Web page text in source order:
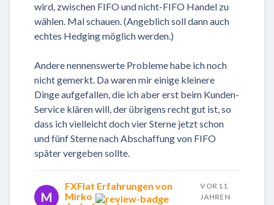
wird, zwischen FIFO und nicht-FIFO Handel zu
wählen. Mal schauen. (Angeblich soll dann auch
echtes Hedging möglich werden.)
Andere nennenswerte Probleme habe ich noch
nicht gemerkt. Da waren mir einige kleinere
Dinge aufgefallen, die ich aber erst beim Kunden-
Service klären will, der übrigens recht gut ist, so
dass ich vielleicht doch vier Sterne jetzt schon
und fünf Sterne nach Abschaffung von FIFO
später vergeben sollte.
M
FXFlat Erfahrungen von
Mirko
VOR 11
JAHREN